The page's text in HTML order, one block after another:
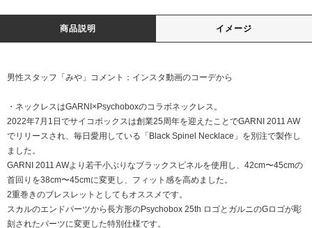
商品説明 イメージ
男性スタッフ「みや」コメント：インスタ動画のコーデから
・ネックレスはGARNI×Psychoboxのコラボネックレス。
2022年7月1日でサイコボックスは創業25周年を迎えたことでGARNI 2011 AW
でリリースされ、毎日愛用している「Black Spinel Necklace」を別注で製作し
ました。
GARNI 2011 AWより若干小ぶりなブラックスピネルを使用し、42cm〜45cmの
首回りを38cm〜45cmに変更し、フィット感を高めました。
2重巻きのブレスレットとしてもオススメです。
スカルのエンドパーツから長方形のPsychobox 25th ロゴとガルニのGロゴが彫
刻されたパーツに変更した特別仕様です。